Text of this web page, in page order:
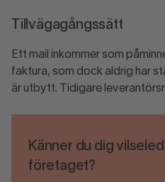
Tillvägagångssätt
Ett mail inkommer som
faktura, som dock aldrig har
är utbytt. Tidigare
Känner du dig
företaget?